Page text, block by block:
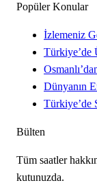
Popüler Konular
İzlemeniz
Türkiye’de
Dünyanın
Türkiye’de
Bülten
Tüm saatler
kutunuzda.